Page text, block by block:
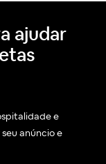
ajudar
e
anúncio e